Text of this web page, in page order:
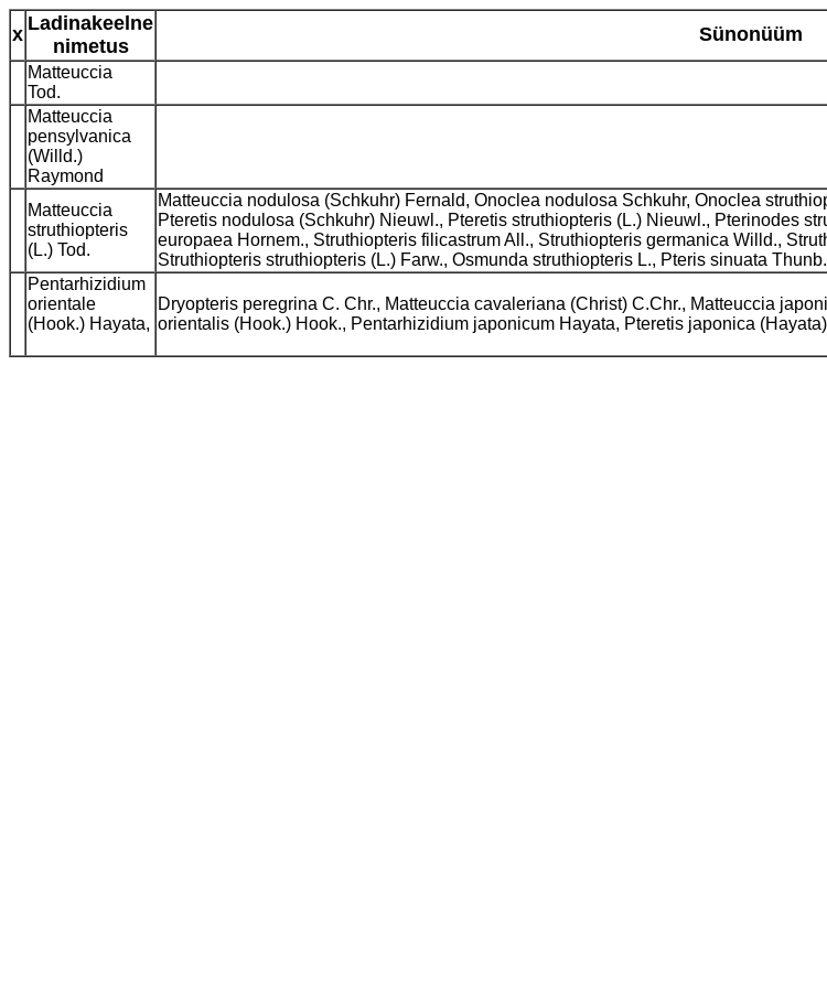
x Ladinakeelne
nimetus
Sünonüüm
Matteuccia
Tod.
Matteuccia
pensylvanica
(Willd.)
Raymond
Matteuccia
struthiopteris
(L.) Tod.
Matteuccia nodulosa (Schkuhr) Fernald, Onoclea nodulosa Schkuhr, Onoclea
Pteretis nodulosa (Schkuhr) Nieuwl., Pteretis struthiopteris (L.) Nieuwl., Pterinodes
europaea Hornem., Struthiopteris filicastrum All., Struthiopteris germanica Willd.,
Struthiopteris struthiopteris (L.) Farw., Osmunda struthiopteris L., Pteris sinuata Thunb.
Pentarhizidium
orientale
(Hook.) Hayata,
Dryopteris peregrina C. Chr., Matteuccia cavaleriana (Christ) C.Chr., Matteuccia
orientalis (Hook.) Hook., Pentarhizidium japonicum Hayata, Pteretis japonica